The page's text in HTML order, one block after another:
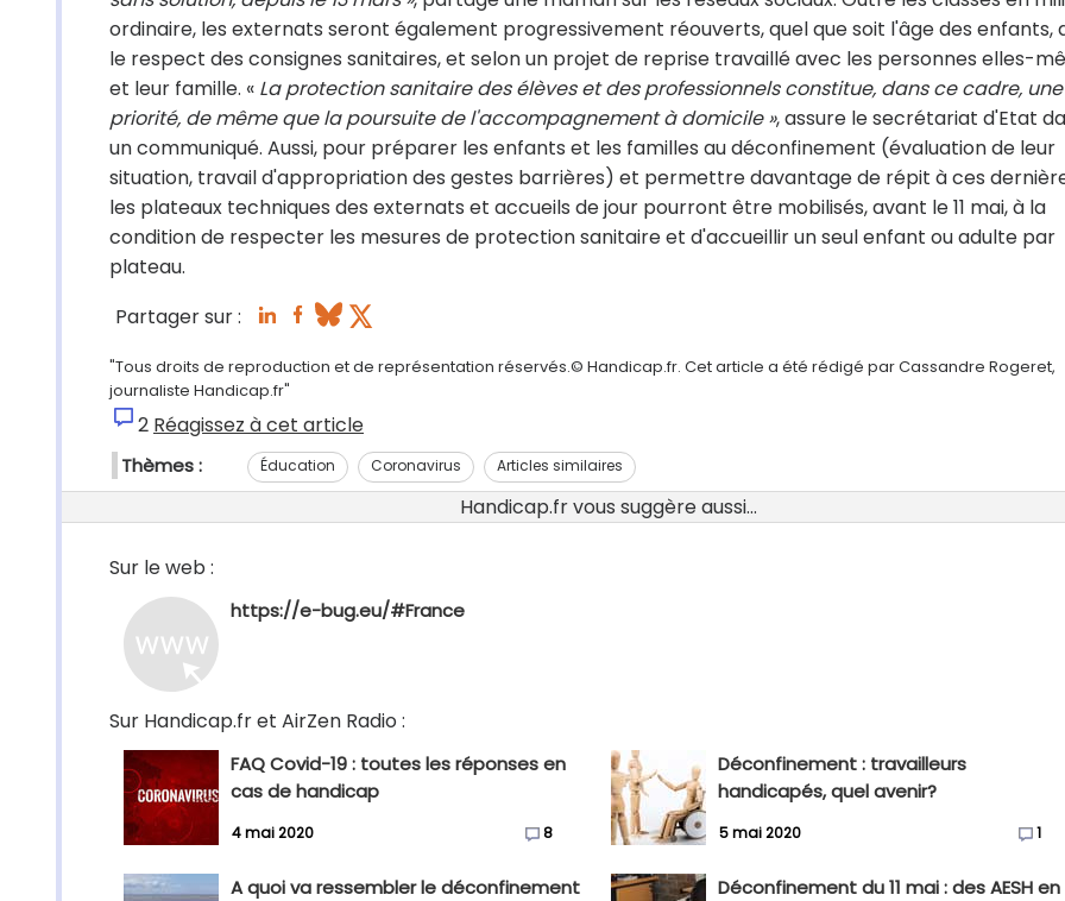
ordinaire, les externats seront également progressivement réouverts, quel que soit l'âge des enfants,
le respect des consignes sanitaires, et selon un projet de reprise travaillé avec les personnes elles-
et leur famille. « La protection sanitaire des élèves et des professionnels constitue, dans ce cadre, une
priorité, de même que la poursuite de l'accompagnement à domicile », assure le secrétariat d'Etat
un communiqué. Aussi, pour préparer les enfants et les familles au déconfinement (évaluation de leur
situation, travail d'appropriation des gestes barrières) et permettre davantage de répit à ces
les plateaux techniques des externats et accueils de jour pourront être mobilisés, avant le 11 mai, à la
condition de respecter les mesures de protection sanitaire et d'accueillir un seul enfant ou adulte par
plateau.
Partager sur :
"Tous droits de reproduction et de représentation réservés.© Handicap.fr. Cet article a été rédigé par Cassandre Rogeret,
journaliste Handicap.fr"
2 Réagissez à cet article
Thèmes : Éducation Coronavirus Articles similaires
Handicap.fr vous suggère aussi...
Sur le web :
https://e-bug.eu/#France
Sur Handicap.fr et AirZen Radio :
FAQ Covid-19 : toutes les réponses en
cas de handicap
4 mai 2020 8
Déconfinement : travailleurs
handicapés, quel avenir?
5 mai 2020 1
A quoi va ressembler le déconfinement
Déconfinement du 11 mai : des AESH en